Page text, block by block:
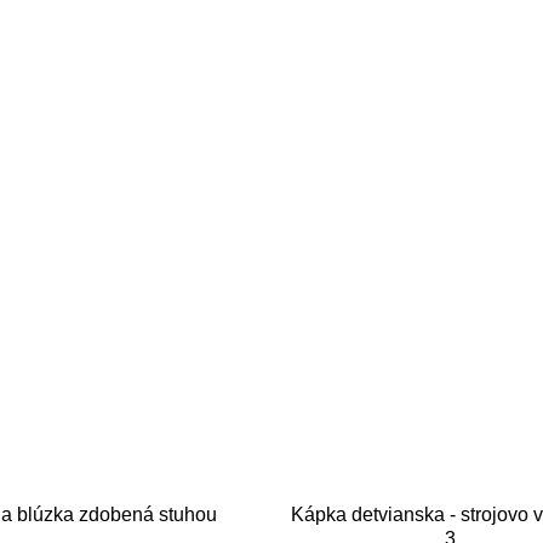
blúzka zdobená stuhou
Kápka detvianska - strojovo
3